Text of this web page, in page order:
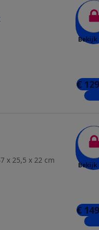
Bekijk
€
1
x 25,5 x 22 cm
Bekijk
€
1